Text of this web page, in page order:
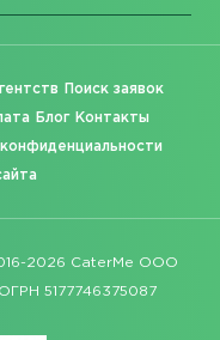
Поиск заявок
Блог Контакты
2026 CaterMe ООО
5177746375087